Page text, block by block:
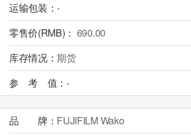
运输包装：-
零售价(RMB)： 690.00
库存情况：期货
参 考 值：-
品 牌： FUJIFILM Wako